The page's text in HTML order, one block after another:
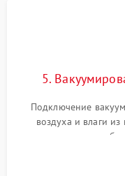
5.
Подключение
воздуха и влаги из
дозированным
электронным весам.